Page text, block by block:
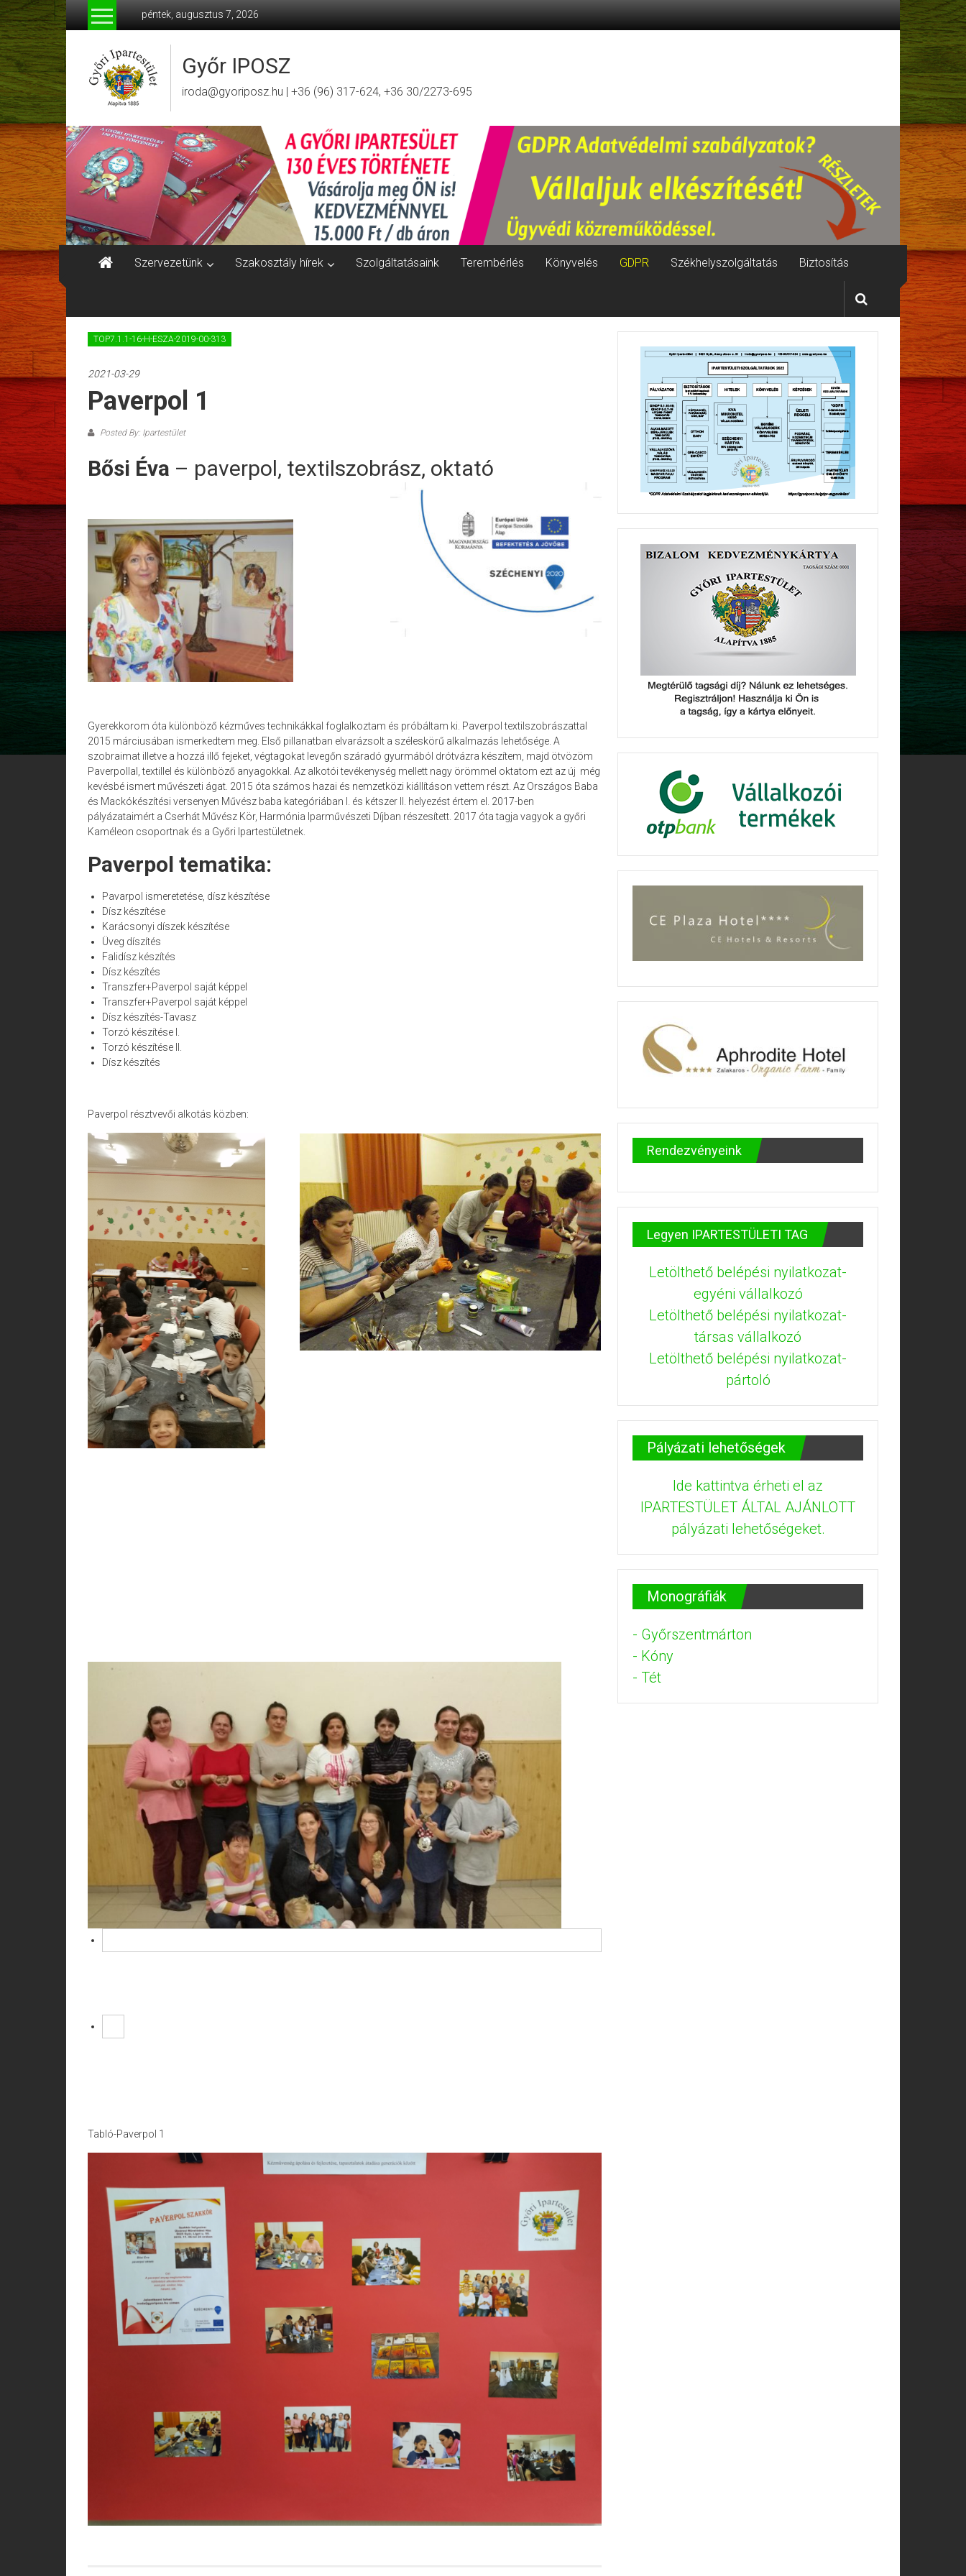
Skip
to
content
péntek, augusztus 7, 2026
Győr IPOSZ
iroda@gyoriposz.hu | +36 (96) 317-624, +36 30/2273-695
Szervezetünk Szakosztály hírek Szolgáltatásaink Terembérlés Könyvelés GDPR Székhelyszolgáltatás Biztosítás
TOP7.1.1-16-H-ESZA-2019-00-313
2021-03-29
Paverpol 1
Posted By: Ipartestület
Bősi Éva – paverpol, textilszobrász, oktató
Gyerekkorom óta különböző kézműves technikákkal foglalkoztam és próbáltam ki. Paverpol textilszobrászattal
2015 márciusában ismerkedtem meg. Első pillanatban elvarázsolt a széleskörű alkalmazás lehetősége. A
szobraimat illetve a hozzá illő fejeket, végtagokat levegőn száradó gyurmából drótvázra készítem, majd ötvözöm
Paverpollal, textillel és különböző anyagokkal. Az alkotói tevékenység mellett nagy örömmel oktatom ezt az új még
kevésbé ismert művészeti ágat. 2015 óta számos hazai és nemzetközi kiállításon vettem részt. Az Országos Baba
és Mackókészítési versenyen Művész baba kategóriában I. és kétszer II. helyezést értem el. 2017-ben
pályázataimért a Cserhát Művész Kör, Harmónia Iparművészeti Díjban részesített. 2017 óta tagja vagyok a győri
Kaméleon csoportnak és a Győri Ipartestületnek.
Paverpol tematika:
Pavarpol ismeretetése, dísz készítése
Dísz készítése
Karácsonyi díszek készítése
Üveg díszítés
Falidísz készítés
Dísz készítés
Transzfer+Paverpol saját képpel
Transzfer+Paverpol saját képpel
Dísz készítés-Tavasz
Torzó készítése I.
Torzó készítése II.
Dísz készítés
Paverpol résztvevői alkotás közben:
Tabló-Paverpol 1
Rendezvényeink
Legyen IPARTESTÜLETI TAG
Letölthető belépési nyilatkozat-
egyéni vállalkozó
Letölthető belépési nyilatkozat-
társas vállalkozó
Letölthető belépési nyilatkozat-
pártoló
Pályázati lehetőségek
Ide kattintva érheti el az
IPARTESTÜLET ÁLTAL AJÁNLOTT
pályázati lehetőségeket.
Monográfiák
- Győrszentmárton
- Kóny
- Tét